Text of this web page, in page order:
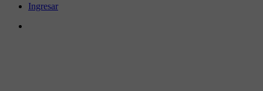
Ingresar